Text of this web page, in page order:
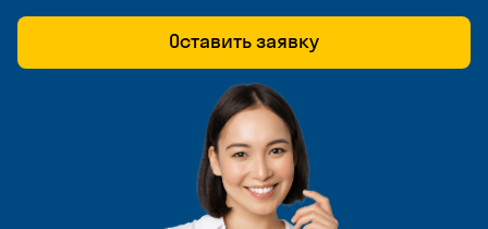
Оставить заявку